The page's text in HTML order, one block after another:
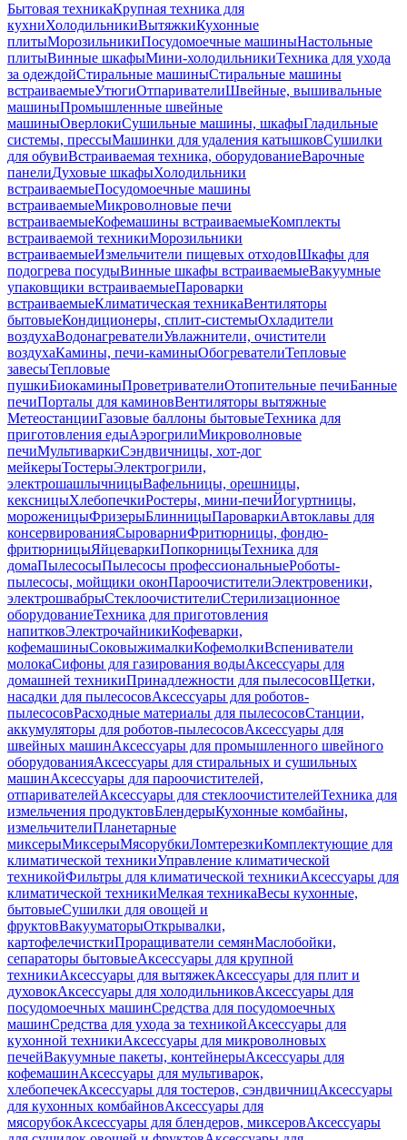
Бытовая техникаКрупная техника для
кухниХолодильникиВытяжкиКухонные
плитыМорозильникиПосудомоечные машиныНастольные
плитыВинные шкафыМини-холодильникиТехника для ухода
за одеждойСтиральные машиныСтиральные машины
встраиваемыеУтюгиОтпаривателиШвейные, вышивальные
машиныПромышленные швейные
машиныОверлокиСушильные машины, шкафыГладильные
системы, прессыМашинки для удаления катышковСушилки
для обувиВстраиваемая техника, оборудованиеВарочные
панелиДуховые шкафыХолодильники
встраиваемыеПосудомоечные машины
встраиваемыеМикроволновые печи
встраиваемыеКофемашины встраиваемыеКомплекты
встраиваемой техникиМорозильники
встраиваемыеИзмельчители пищевых отходовШкафы для
подогрева посудыВинные шкафы встраиваемыеВакуумные
упаковщики встраиваемыеПароварки
встраиваемыеКлиматическая техникаВентиляторы
бытовыеКондиционеры, сплит-системыОхладители
воздухаВодонагревателиУвлажнители, очистители
воздухаКамины, печи-каминыОбогревателиТепловые
завесыТепловые
пушкиБиокаминыПроветривателиОтопительные печиБанные
печиПорталы для каминовВентиляторы вытяжные
МетеостанцииГазовые баллоны бытовыеТехника для
приготовления едыАэрогрилиМикроволновые
печиМультиваркиСэндвичницы, хот-дог
мейкерыТостерыЭлектрогрили,
электрошашлычницыВафельницы, орешницы,
кексницыХлебопечкиРостеры, мини-печиЙогуртницы,
мороженицыФризерыБлинницыПароваркиАвтоклавы для
консервированияСыроварниФритюрницы, фондю-
фритюрницыЯйцеваркиПопкорницыТехника для
домаПылесосыПылесосы профессиональныеРоботы-
пылесосы, мойщики оконПароочистителиЭлектровеники,
электрошвабрыСтеклоочистителиСтерилизационное
оборудованиеТехника для приготовления
напитковЭлектрочайникиКофеварки,
кофемашиныСоковыжималкиКофемолкиВспениватели
молокаСифоны для газирования водыАксессуары для
домашней техникиПринадлежности для пылесосовЩетки,
насадки для пылесосовАксессуары для роботов-
пылесосовРасходные материалы для пылесосовСтанции,
аккумуляторы для роботов-пылесосовАксессуары для
швейных машинАксессуары для промышленного швейного
оборудованияАксессуары для стиральных и сушильных
машинАксессуары для пароочистителей,
отпаривателейАксессуары для стеклоочистителейТехника для
измельчения продуктовБлендерыКухонные комбайны,
измельчителиПланетарные
миксерыМиксерыМясорубкиЛомтерезкиКомплектующие для
климатической техникиУправление климатической
техникойФильтры для климатической техникиАксессуары для
климатической техникиМелкая техникаВесы кухонные,
бытовыеСушилки для овощей и
фруктовВакууматорыОткрывалки,
картофелечисткиПроращиватели семянМаслобойки,
сепараторы бытовыеАксессуары для крупной
техникиАксессуары для вытяжекАксессуары для плит и
духовокАксессуары для холодильниковАксессуары для
посудомоечных машинСредства для посудомоечных
машинСредства для ухода за техникойАксессуары для
кухонной техникиАксессуары для микроволновых
печейВакуумные пакеты, контейнерыАксессуары для
кофемашинАксессуары для мультиварок,
хлебопечекАксессуары для тостеров, сэндвичницАксессуары
для кухонных комбайновАксессуары для
мясорубокАксессуары для блендеров, миксеровАксессуары